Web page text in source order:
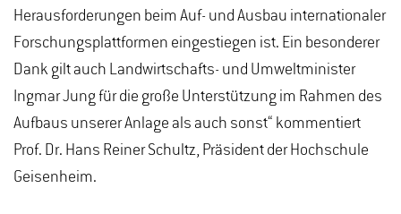
Herausforderungen beim Auf- und Ausbau internationaler
Forschungsplattformen eingestiegen ist. Ein besonderer
Dank gilt auch Landwirtschafts- und Umweltminister
Ingmar Jung für die große Unterstützung im Rahmen des
Aufbaus unserer Anlage als auch sonst“ kommentiert
Prof. Dr. Hans Reiner Schultz, Präsident der Hochschule
Geisenheim.